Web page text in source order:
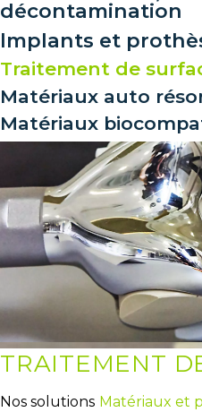
décontamination
Implants et
Traitement de
Matériaux auto
Matériaux
TRAITEMENT
Nos solutions Matériaux et